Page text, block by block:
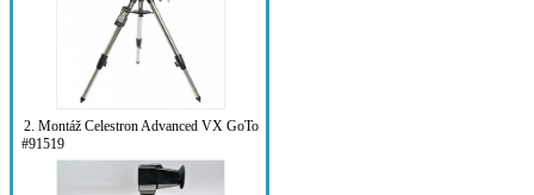
2. Montáž Celestron Advanced VX GoTo
#91519